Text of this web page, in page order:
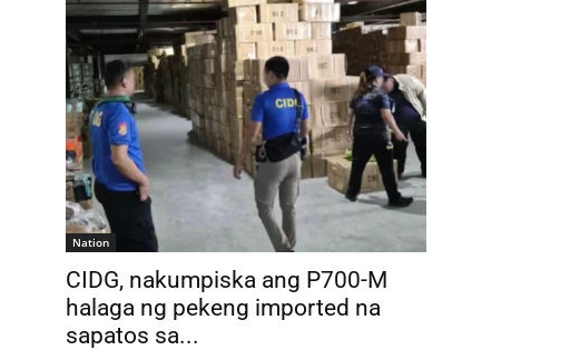
Nation
CIDG, nakumpiska ang P700-M
halaga ng pekeng imported na
sapatos sa...